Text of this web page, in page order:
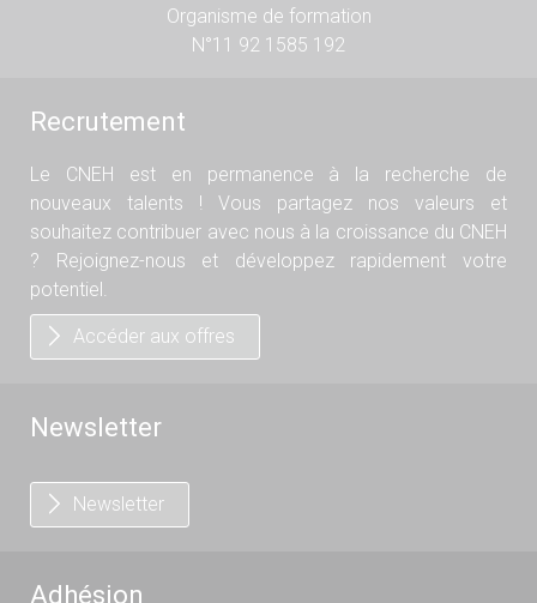
Organisme de formation
N°11 92 1585 192
Recrutement
Le CNEH est en permanence à la recherche de
nouveaux talents ! Vous partagez nos valeurs et
souhaitez contribuer avec nous à la croissance du CNEH
? Rejoignez-nous et développez rapidement votre
potentiel.
Accéder aux offres
Newsletter
Newsletter
Adhésion